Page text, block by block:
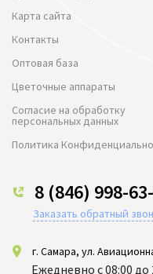
Карта сайта
Контакты
Оптовая база
Цветочные аппараты
Согласие на обработку
персональных данных
Политика
8 (846) 998-
Заказать обратный
г. Самара, ул.
Ежедневно с 08:00 до